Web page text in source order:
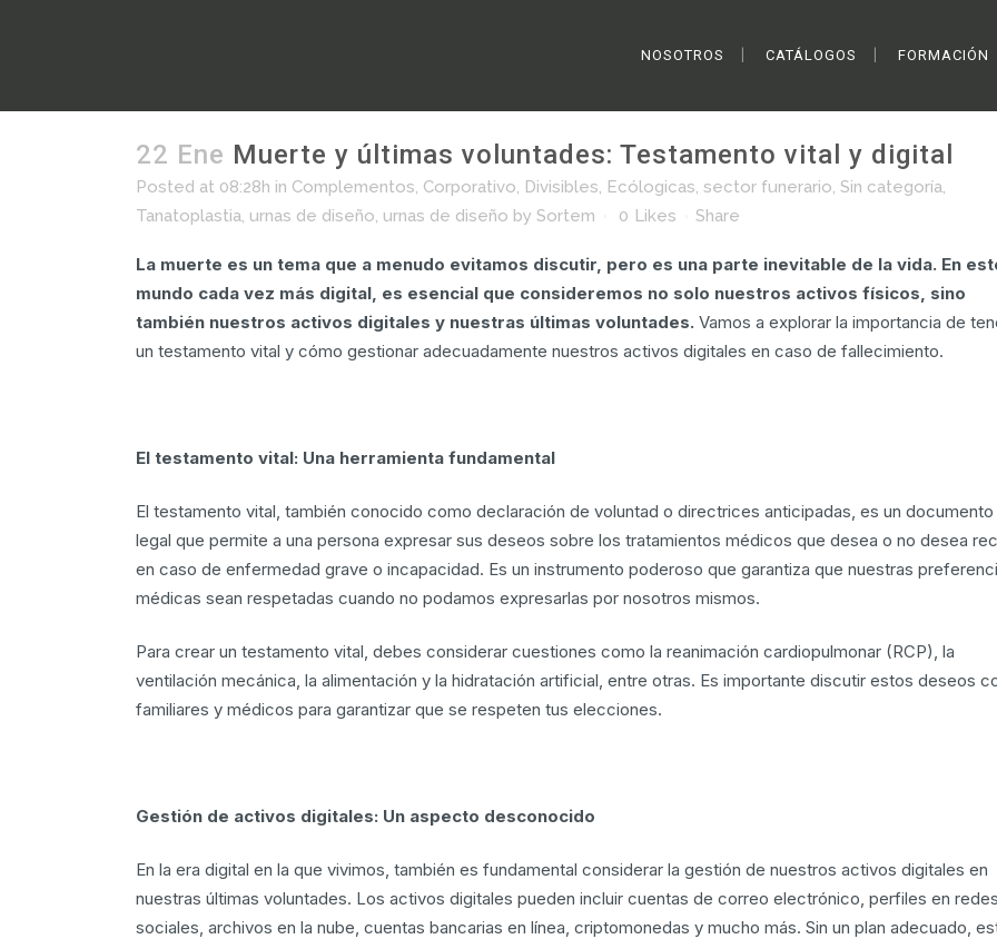
NOSOTROS CATÁLOGOS FORMACIÓN
Muerte y últimas voluntades: Testamento vital y digital Home >Complementos
22 Ene Muerte y últimas voluntades: Testamento vital y digital
Posted at 08:28h in Complementos, Corporativo, Divisibles, Ecólogicas, sector funerario, Sin categoría,
Tanatoplastia, urnas de diseño, urnas de diseño by Sortem 0 Likes Share
La muerte es un tema que a menudo evitamos discutir, pero es una parte inevitable de la vida. En
mundo cada vez más digital, es esencial que consideremos no solo nuestros activos físicos, sino
también nuestros activos digitales y nuestras últimas voluntades. Vamos a explorar la importancia de
un testamento vital y cómo gestionar adecuadamente nuestros activos digitales en caso de fallecimiento.
El testamento vital: Una herramienta fundamental
El testamento vital, también conocido como declaración de voluntad o directrices anticipadas, es un documento
legal que permite a una persona expresar sus deseos sobre los tratamientos médicos que desea o no desea
en caso de enfermedad grave o incapacidad. Es un instrumento poderoso que garantiza que nuestras
médicas sean respetadas cuando no podamos expresarlas por nosotros mismos.
Para crear un testamento vital, debes considerar cuestiones como la reanimación cardiopulmonar (RCP), la
ventilación mecánica, la alimentación y la hidratación artificial, entre otras. Es importante discutir estos deseos
familiares y médicos para garantizar que se respeten tus elecciones.
Gestión de activos digitales: Un aspecto desconocido
En la era digital en la que vivimos, también es fundamental considerar la gestión de nuestros activos digitales en
nuestras últimas voluntades. Los activos digitales pueden incluir cuentas de correo electrónico, perfiles en redes
sociales, archivos en la nube, cuentas bancarias en línea, criptomonedas y mucho más. Sin un plan adecuado,